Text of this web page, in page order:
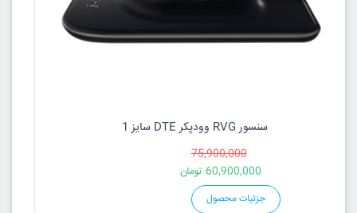
سنسور RVG وودپکر DTE سایز 1
75,900,000
60,900,000 تومان
جزئیات محصول